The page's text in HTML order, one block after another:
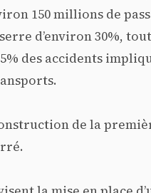
150 millions de
d’environ 30%,
des accidents
de la